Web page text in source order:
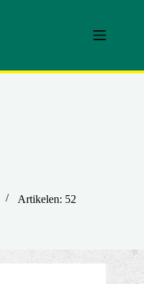
Artikelen: 52